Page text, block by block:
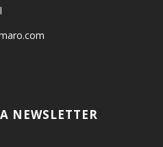
NEWSLETTER